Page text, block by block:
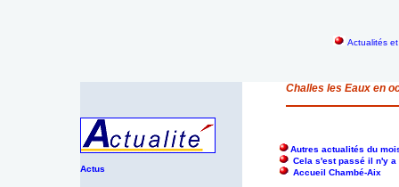
Actualités
Challes les Eaux en
Actus
Autres actualités du
Cela s'est passé il n'y
Accueil Chambé-Aix